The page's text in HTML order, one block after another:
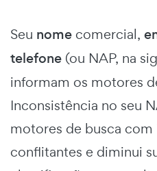
Seu nome comercial,
telefone (ou NAP, na
informam os motores
Inconsistência no seu
motores de busca
conflitantes e diminui